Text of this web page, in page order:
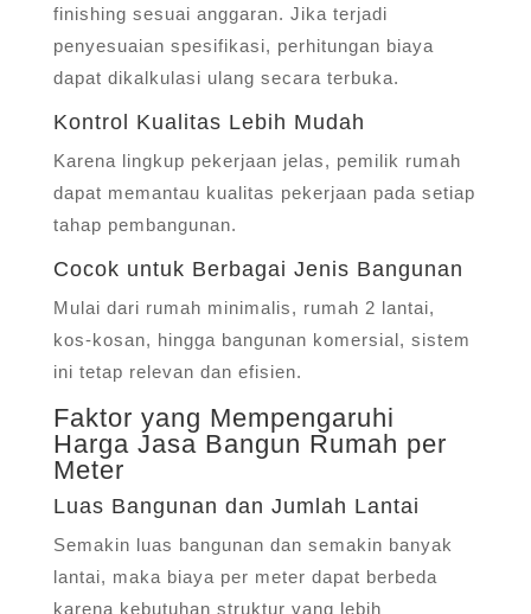
finishing sesuai anggaran. Jika terjadi
penyesuaian spesifikasi, perhitungan biaya
dapat dikalkulasi ulang secara terbuka.
Kontrol Kualitas Lebih Mudah
Karena lingkup pekerjaan jelas, pemilik rumah
dapat memantau kualitas pekerjaan pada setiap
tahap pembangunan.
Cocok untuk Berbagai Jenis Bangunan
Mulai dari rumah minimalis, rumah 2 lantai,
kos-kosan, hingga bangunan komersial, sistem
ini tetap relevan dan efisien.
Faktor yang Mempengaruhi
Harga Jasa Bangun Rumah per
Meter
Luas Bangunan dan Jumlah Lantai
Semakin luas bangunan dan semakin banyak
lantai, maka biaya per meter dapat berbeda
karena kebutuhan struktur yang lebih